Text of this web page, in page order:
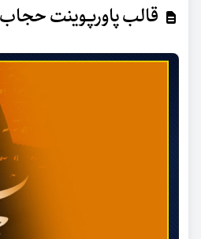
قالب پاورپوینت حجاب